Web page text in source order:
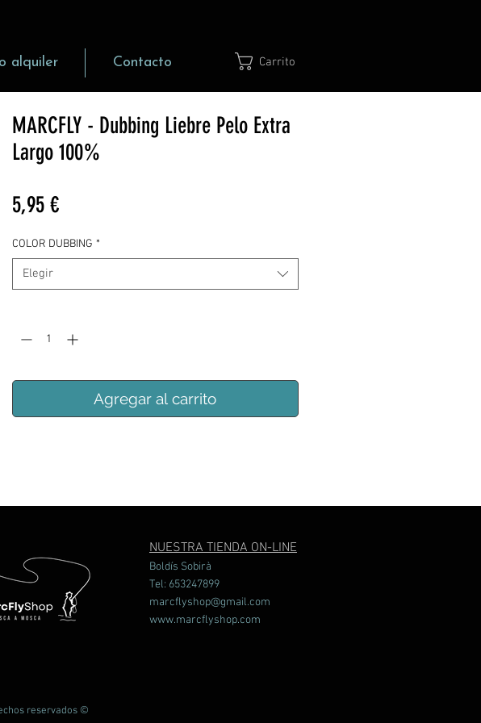
alquiler Contacto Carrito
MARCFLY - Dubbing Liebre Pelo Extra
Largo 100%
5,95 €Precio
COLOR DUBBING *
Elegir
Agregar al carrito
NUESTRA TIENDA ON-LINE
Boldís Sobirà
Tel: 653247899
marcflyshop@gmail.com
www.marcflyshop.com
reservados ©